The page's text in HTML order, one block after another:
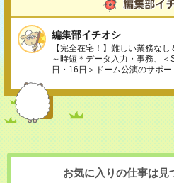
編集部イチオシ
【完全在宅！】難しい業務な
～時短＊データ入力・事務、
日・16日＞ドーム公演のサポ
お気に入りの仕事は見